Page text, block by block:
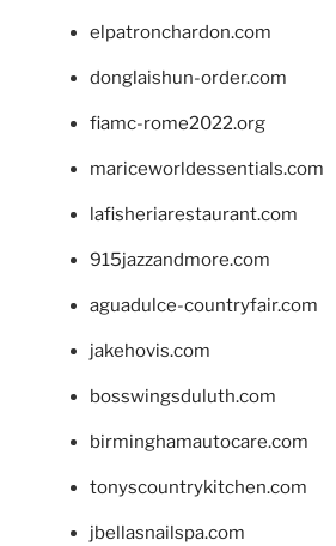
elpatronchardon.com
donglaishun-order.com
fiamc-rome2022.org
mariceworldessentials.com
lafisheriarestaurant.com
915jazzandmore.com
aguadulce-countryfair.com
jakehovis.com
bosswingsduluth.com
birminghamautocare.com
tonyscountrykitchen.com
jbellasnailspa.com